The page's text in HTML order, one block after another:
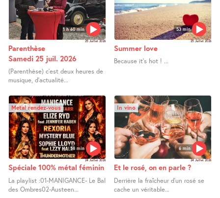
1 h 60 min
25 Juillet 2026
Parenthèse
Samedi 25 juil. 2026
(Parenthèse) c’est deux heures de
musique, d’actualité...
53 min
25 Juillet 2026
Summer love
Because it’s hot ! ...
58 min
Metal rendez-vous
24 Juillet 2026
Spéciale 100% métal féminin
La playlist :01-MANIGANCE- Le Bal
des Ombres02-Austeen...
6 min
In vino
24 Juillet 2026
Et le rosé, on en parle ?
Derrière la fraîcheur d’un rosé se
cache un véritable...